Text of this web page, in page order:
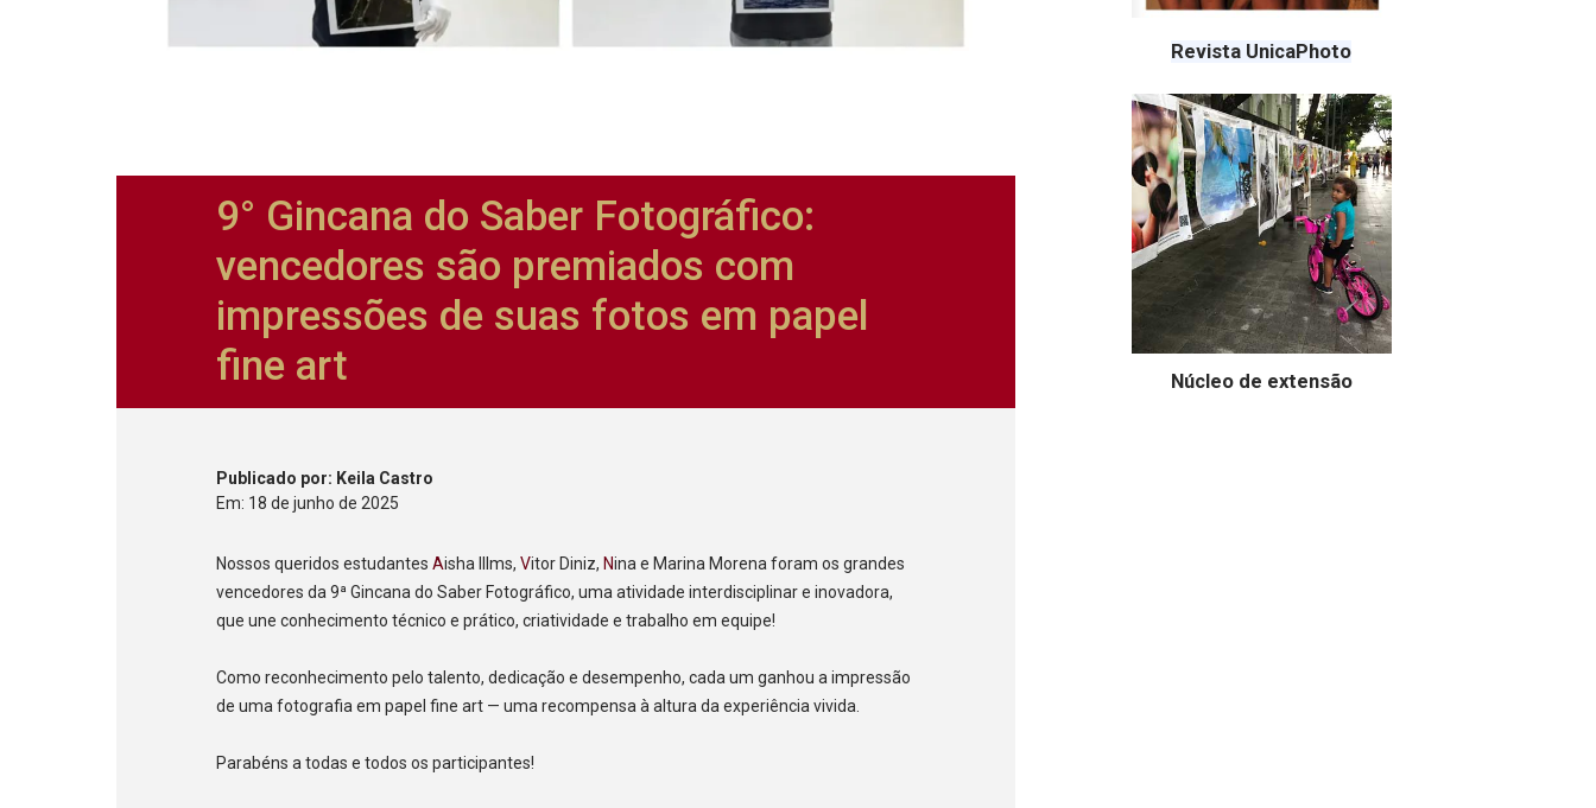
9° Gincana do Saber Fotográfico:
vencedores são premiados com
impressões de suas fotos em papel
fine art
Publicado por: Keila Castro
Em: 18 de junho de 2025
Nossos queridos estudantesAisha IIIms,Vitor Diniz, Nina e Marina Morena foram os grandes
vencedores da 9ª Gincana do Saber Fotográfico, uma atividade interdisciplinar e inovadora,
que une conhecimento técnico e prático, criatividade e trabalho em equipe!
Como reconhecimento pelo talento, dedicação e desempenho, cada um ganhou a impressão
de uma fotografia em papel fine art — uma recompensa à altura da experiência vivida.
Parabéns a todas e todos os participantes!
Revista UnicaPhoto
Núcleo de extensão